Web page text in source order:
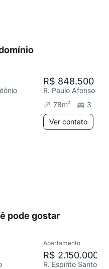
R$ 848.500
R. Paulo Afonso
78m² 3
Ver contato
pode gostar
Apartamento
R$ 2.150.000
R. Espírito Santo,